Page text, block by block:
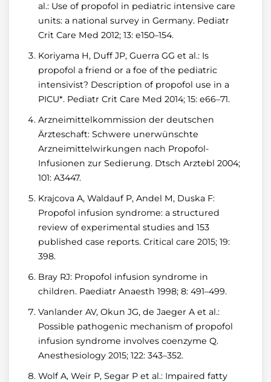
al.: Use of propofol in pediatric intensive care
units: a national survey in Germany. Pediatr
Crit Care Med 2012; 13: e150–154.
Koriyama H, Duff JP, Guerra GG et al.: Is
propofol a friend or a foe of the pediatric
intensivist? Description of propofol use in a
PICU*. Pediatr Crit Care Med 2014; 15: e66–71.
Arznei­mittel­kommission der deutschen
Ärzteschaft: Schwere unerwünschte
Arzneimittelwirkungen nach Propofol-
Infusionen zur Sedierung. Dtsch Arztebl 2004;
101: A3447.
Krajcova A, Waldauf P, Andel M, Duska F:
Propofol infusion syndrome: a structured
review of experimental studies and 153
published case reports. Critical care 2015; 19:
398.
Bray RJ: Propofol infusion syndrome in
children. Paediatr Anaesth 1998; 8: 491–499.
Vanlander AV, Okun JG, de Jaeger A et al.:
Possible pathogenic mechanism of propofol
infusion syndrome involves coenzyme Q.
Anesthesiology 2015; 122: 343–352.
Wolf A, Weir P, Segar P et al.: Impaired fatty